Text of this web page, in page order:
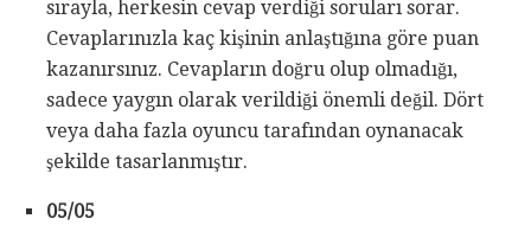
sırayla, herkesin cevap verdiği soruları sorar.
Cevaplarınızla kaç kişinin anlaştığına göre puan
kazanırsınız. Cevapların doğru olup olmadığı,
sadece yaygın olarak verildiği önemli değil. Dört
veya daha fazla oyuncu tarafından oynanacak
şekilde tasarlanmıştır.
05/05